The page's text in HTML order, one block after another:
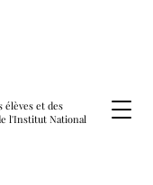
élèves et des
l'Institut National